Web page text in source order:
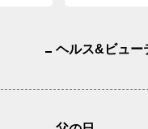
ヘルス&ビュー